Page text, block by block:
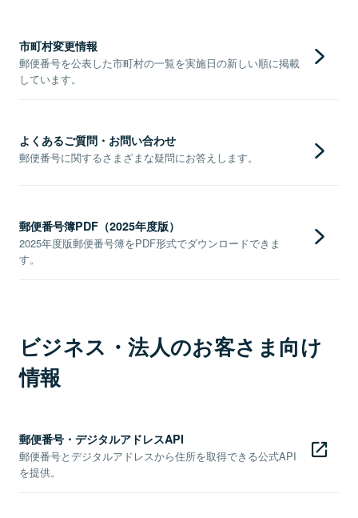
市町村変更情報
郵便番号を公表した市町村の一覧を実施日の新しい順に掲載
しています。
よくあるご質問・お問い合わせ
郵便番号に関するさまざまな疑問にお答えします。
郵便番号簿PDF（2025年度版）
2025年度版郵便番号簿をPDF形式でダウンロードできま
す。
ビジネス・法人のお客さま向け
情報
郵便番号・デジタルアドレスAPI
郵便番号とデジタルアドレスから住所を取得できる公式API
を提供。